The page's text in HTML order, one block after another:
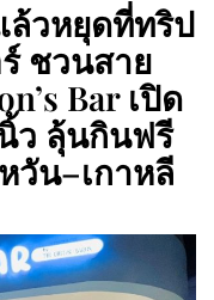
วหยุดที่ทริป
ชวนสาย
Bar เปิด
ว ลุ้นกินฟรี
วัน–เกาหลี